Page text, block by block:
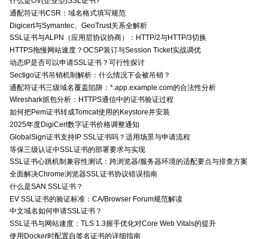
通配符证书CSR：域名格式填写规范
Digicert与Symantec、GeoTrust关系全解析
SSL证书与ALPN（应用层协议协商）：HTTP/2与HTTP/3切换
HTTPS拖慢网站速度？OCSP装订与Session Ticket实战调优
动态IP是否可以申请SSL证书？可行性探讨
Sectigo证书吊销机制解析：什么情况下会被吊销？
通配符证书三级域名覆盖陷阱：*.app.example.com的合法性分析
Wireshark抓包分析：HTTPS通信中的证书验证过程
如何把Pem证书转成Tomcat使用的Keystore并安装
2025年度DigiCert数字证书价格调整通知
GlobalSign证书支持IP SSL证书吗？适用场景与申请流程
等保三级认证中SSL证书的部署要求与实现
SSL证书心跳机制兼容性测试：跨浏览器/服务器环境的适配要点与排查方案
全面解决Chrome浏览器SSL证书协议错误指南
什么是SAN SSL证书？
EV SSL证书的验证标准：CA/Browser Forum规范解读
中文域名如何申请SSL证书？
SSL证书与网站速度：TLS 1.3握手优化对Core Web Vitals的提升
使用Docker时配置自签名证书的详细指南